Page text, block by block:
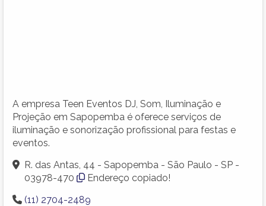
A empresa Teen Eventos DJ, Som, Iluminação e
Projeção em Sapopemba é oferece serviços de
iluminação e sonorização profissional para festas e
eventos.
R. das Antas, 44 - Sapopemba - São Paulo - SP -
03978-470
Endereço copiado!
(11) 2704-2489